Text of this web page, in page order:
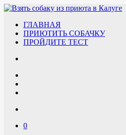
ГЛАВНАЯ
ПРИЮТИТЬ СОБАЧКУ
ПРОЙДИТЕ ТЕСТ
0